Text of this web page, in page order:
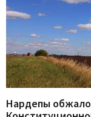
Нардепы